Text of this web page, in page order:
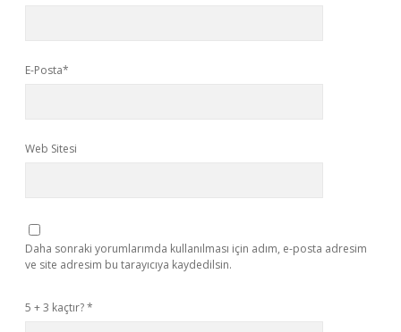
E-Posta*
Web Sitesi
Daha sonraki yorumlarımda kullanılması için adım, e-posta adresim
ve site adresim bu tarayıcıya kaydedilsin.
5 + 3 kaçtır?*